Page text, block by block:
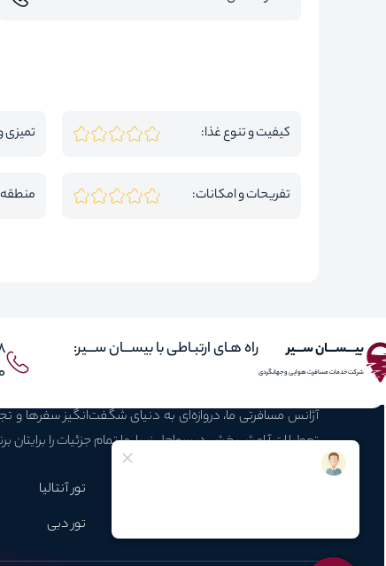
کیفیت و تنوع غذا: تمیزی
تفریحات و امکانات:
بیـــســـان ســـیر
شرکت خدمات مسافرت هوایی و جهانگردی
راه هـای ارتبـاطی با بیســـان ســـیر:
آژانس مسافرتی ما، دروازه‌ای به دنیای شگفت‌انگیز سفرها
تعطیلات آرامش‌بخش در سواحل زیبا، ما تمام جزئیات را برایتان
تور آنتالیا
تور دبی